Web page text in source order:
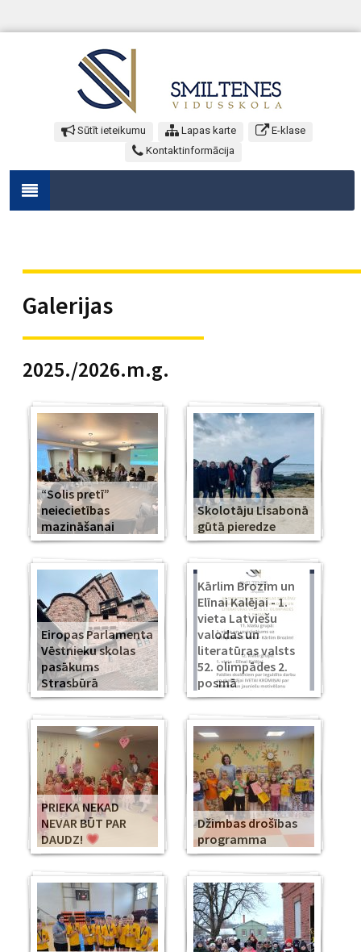
Sūtīt ieteikumu Lapas karte
E-klase
Kontaktinformācija
Galerijas
2025./2026.m.g.
“Solis pretī”
neiecietības
mazināšanai
Skolotāju Lisabonā
gūtā pieredze
Eiropas Parlamenta
Vēstnieku skolas
pasākums
Strasbūrā
Kārlim Brozim un
Elīnai Kalējai - 1.
vieta Latviešu
valodas un
literatūras valsts
52. olimpādes 2.
posmā
PRIEKA NEKAD
NEVAR BŪT PAR
DAUDZ!
Džimbas drošības
programma